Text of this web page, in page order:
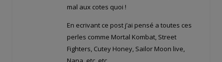
mal aux cotes quoi !
En ecrivant ce post j’ai pensé a toutes ces
perles comme Mortal Kombat, Street
Fighters, Cutey Honey, Sailor Moon live,